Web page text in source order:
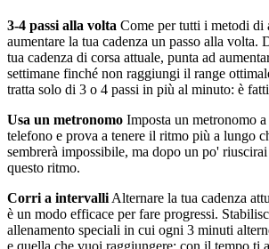
3-4 passi alla volta Come per tutti i metodi di
aumentare la tua cadenza un passo alla volta.
tua cadenza di corsa attuale, punta ad
settimane finché non raggiungi il range
tratta solo di 3 o 4 passi in più al minuto: è
Usa un metronomo Imposta un metronomo
telefono e prova a tenere il ritmo più a lungo
sembrerà impossibile, ma dopo un po'
questo ritmo.
Corri a intervalli Alternare la tua cadenza
è un modo efficace per fare progressi.
allenamento speciali in cui ogni 3 minuti
e quella che vuoi raggiungere: con il tempo ti